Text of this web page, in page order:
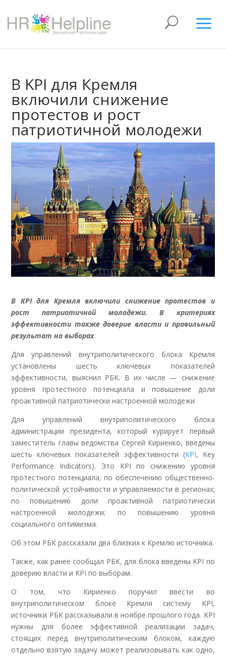
В KPI для Кремля
включили снижение
протестов и рост
патриотичной молодежи
В KPI для Кремля включили снижение протестов и
рост патриотичной молодежи. В критериях
эффективности также доверие власти и правильный
результат на выборах
Для управлений внутриполитического блока Кремля
установлены шесть ключевых показателей
эффективности, выяснил РБК. В их числе — снижение
уровня протестного потенциала и повышение доли
проактивной патриотически настроенной молодежи
Для управлений внутриполитического блока
администрации президента, который курирует первый
заместитель главы ведомства Сергей Кириенко, введены
шесть ключевых показателей эффективности (КPI, Key
Performance Indicators). Это KPI по снижению уровня
протестного потенциала; по обеспечению общественно-
политической устойчивости и управляемости в регионах;
по повышению доли проактивной патриотически
настроенной молодежи; по повышению уровня
социального оптимизма.
Об этом РБК рассказали два близких к Кремлю источника.
Также, как ранее сообщал РБК, для блока введены KPI по
доверию власти и KPI по выборам.
О том, что Кириенко поручил ввести во
внутриполитическом блоке Кремля систему KPI,
источники РБК рассказывали в ноябре прошлого года. KPI
нужны для более эффективной реализации задач,
стоящих перед внутриполитическим блоком, каждую
отдельно взятую задачу может реализовывать как одно,